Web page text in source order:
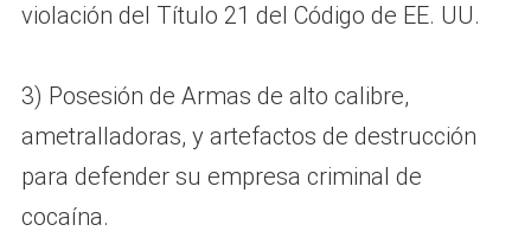
violación del Título 21 del Código de EE. UU.
3) Posesión de Armas de alto calibre,
ametralladoras, y artefactos de destrucción
para defender su empresa criminal de
cocaína.